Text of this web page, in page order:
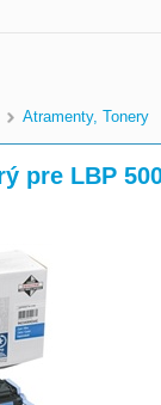
>
Atramenty, Tonery
pre LBP